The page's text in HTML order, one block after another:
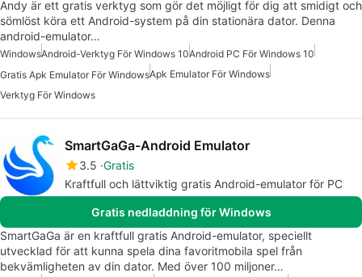
Andy är ett gratis verktyg som gör det möjligt för dig att smidigt och
sömlöst köra ett Android-system på din stationära dator. Denna
android-emulator…
WindowsAndroid-Verktyg För Windows 10Android PC För Windows 10
Gratis Apk Emulator För WindowsApk Emulator För Windows
Verktyg För Windows
SmartGaGa-Android Emulator
3.5 Gratis
Kraftfull och lättviktig gratis Android-emulator för PC
Gratis nedladdning för Windows
SmartGaGa är en kraftfull gratis Android-emulator, speciellt
utvecklad för att kunna spela dina favoritmobila spel från
bekvämligheten av din dator. Med över 100 miljoner…